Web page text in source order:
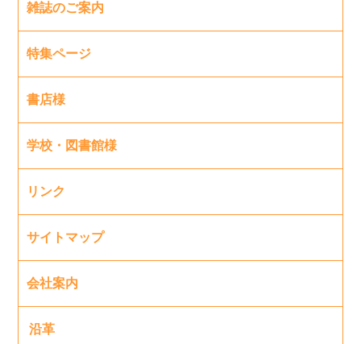
雑誌のご案内
特集ページ
書店様
学校・図書館様
リンク
サイトマップ
会社案内
沿革